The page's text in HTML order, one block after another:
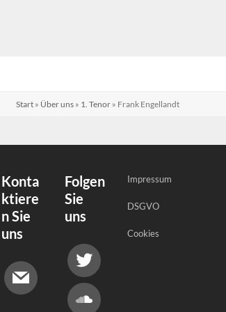
Start» Über uns» 1. Tenor» Frank Engellandt
Konta
ktiere
n Sie
uns
Folgen
Sie
uns
Impressum
DSGVO
Cookies